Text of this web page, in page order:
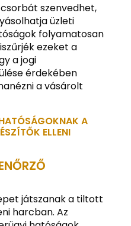
szenvedhet,
üzleti
folyamatosan
ezeket a
a jogi
érdekében
a vásárolt
A
ELLENI
játszanak a tiltott
harcban. Az